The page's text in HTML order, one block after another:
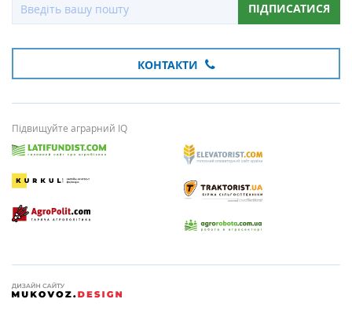
ПІДПИСАТИСЯ
КОНТАКТИ
Підвищуйте аграрний IQ